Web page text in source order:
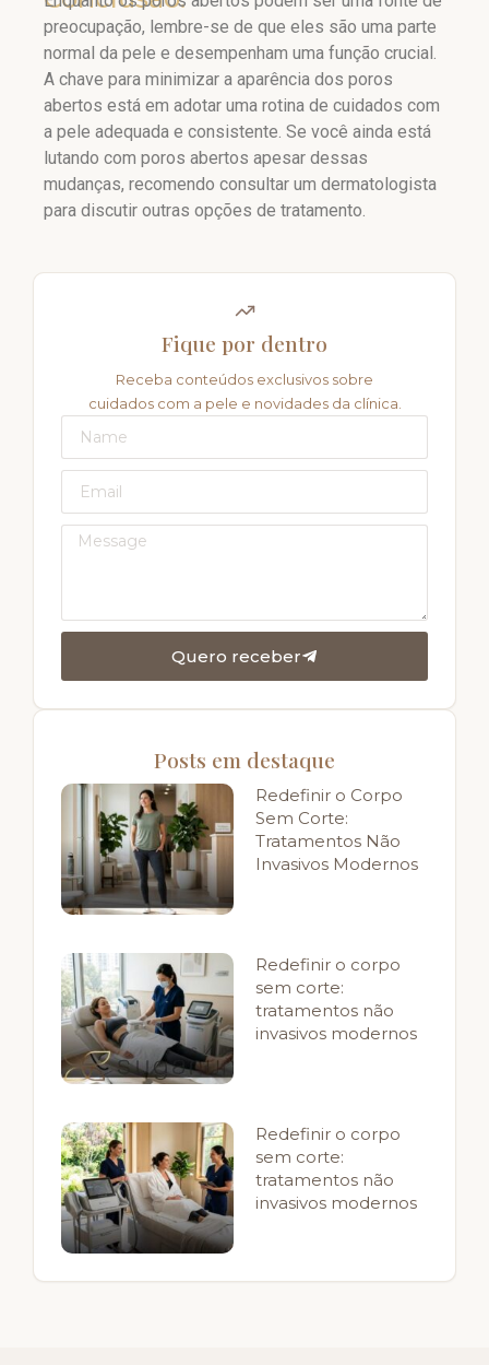
preocupação, lembre-se de que eles são uma parte
normal da pele e desempenham uma função crucial.
A chave para minimizar a aparência dos poros
abertos está em adotar uma rotina de cuidados com
a pele adequada e consistente. Se você ainda está
lutando com poros abertos apesar dessas
mudanças, recomendo consultar um dermatologista
para discutir outras opções de tratamento.
Fique por dentro
Receba conteúdos exclusivos sobre
cuidados com a pele e novidades da clínica.
Quero receber
Posts em destaque
Redefinir o Corpo
Sem Corte:
Tratamentos Não
Invasivos Modernos
Redefinir o corpo
sem corte:
tratamentos não
invasivos modernos
Redefinir o corpo
sem corte:
tratamentos não
invasivos modernos